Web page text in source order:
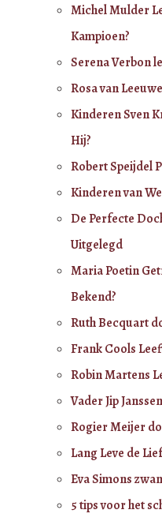
Michel Mulder
Kampioen?
Serena Verbon
Rosa van
Kinderen Sven
Hij?
Robert Speijdel
Kinderen van
De Perfecte
Uitgelegd
Maria Poetin
Bekend?
Ruth Becquart
Frank Cools
Robin Martens
Vader Jip
Rogier Meijer
Lang Leve de
Eva Simons
5 tips voor het